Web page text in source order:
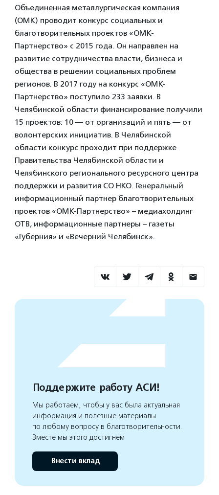
Объединенная металлургическая компания
(ОМК) проводит конкурс социальных и
благотворительных проектов «ОМК-
Партнерство» с 2015 года. Он направлен на
развитие сотрудничества власти, бизнеса и
общества в решении социальных проблем
регионов. В 2017 году на конкурс «ОМК-
Партнерство» поступило 233 заявки. В
Челябинской области финансирование получили
15 проектов: 10 — от организаций и пять — от
волонтерских инициатив. В Челябинской
области конкурс проходит при поддержке
Правительства Челябинской области и
Челябинского регионального ресурсного центра
поддержки и развития СО НКО. Генеральный
информационный партнер благотворительных
проектов «ОМК-Партнерство» – медиахолдинг
ОТВ, информационные партнеры – газеты
«Губерния» и «Вечерний Челябинск».
Поддержите работу АСИ!
Мы работаем, чтобы у вас была актуальная
информация и полезные материалы
по любому вопросу в благотворительности.
Вместе мы этого достигнем
Внести вклад